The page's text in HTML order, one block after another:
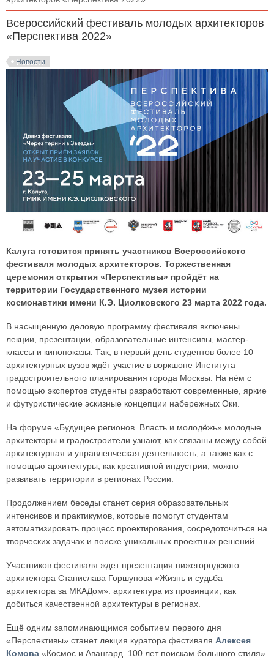
Всероссийский фестиваль молодых архитекторов
«Перспектива 2022»
Новости
Калуга готовится принять участников Всероссийского
фестиваля молодых архитекторов. Торжественная
церемония открытия «Перспективы» пройдёт на
территории Государственного музея истории
космонавтики имени К.Э. Циолковского 23 марта 2022 года.
В насыщенную деловую программу фестиваля включены
лекции, презентации, образовательные интенсивы, мастер-
классы и кинопоказы. Так, в первый день студентов более 10
архитектурных вузов ждёт участие в воркшопе Института
градостроительного планирования города Москвы. На нём с
помощью экспертов студенты разработают современные, яркие
и футуристические эскизные концепции набережных Оки.
На форуме «Будущее регионов. Власть и молодёжь» молодые
архитекторы и градостроители узнают, как связаны между собой
архитектурная и управленческая деятельность, а также как с
помощью архитектуры, как креативной индустрии, можно
развивать территории в регионах России.
Продолжением беседы станет серия образовательных
интенсивов и практикумов, которые помогут студентам
автоматизировать процесс проектирования, сосредоточиться на
творческих задачах и поиске уникальных проектных решений.
Участников фестиваля ждет презентация нижегородского
архитектора Станислава Горшунова «Жизнь и судьба
архитектора за МКАДом»: архитектура из провинции, как
добиться качественной архитектуры в регионах.
Ещё одним запоминающимся событием первого дня
«Перспективы» станет лекция куратора фестиваля Алексея
Комова «Космос и Авангард. 100 лет поискам большого стиля».